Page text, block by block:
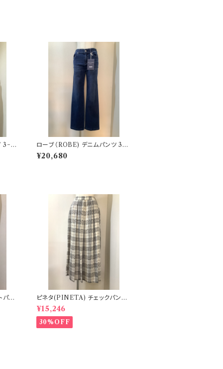
ローブ（ROBE) デニムパンツ 3
−MA6
¥20,680
パン
ピネタ(PINETA) チェックパン
ツ 52-PS16,17
¥15,246
30%OFF